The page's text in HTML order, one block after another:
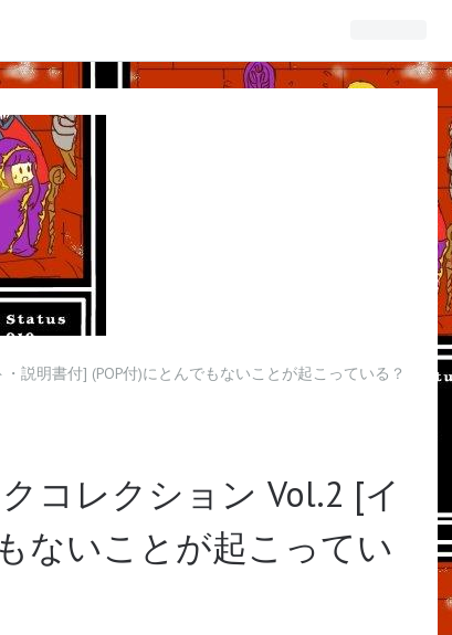
説明書付] (POP付)にとんでもないことが起こっている？
コレクション Vol.2 [イ
ないことが起こってい